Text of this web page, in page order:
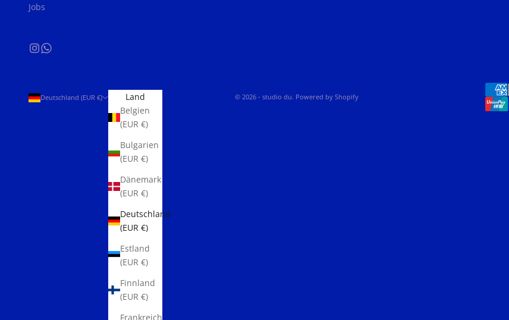
Jobs
Deutschland (EUR €)
Land
Belgien
(EUR €)
Bulgarien
(EUR €)
Dänemark
(EUR €)
Deutschland
(EUR €)
Estland
(EUR €)
Finnland
(EUR €)
Frankreich
© 2026 - studio du. Powered by Shopify